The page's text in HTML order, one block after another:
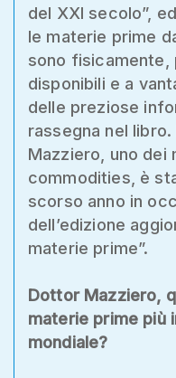
del XXI secolo”,
le materie prime
sono fisicamente,
disponibili e a
delle preziose
rassegna nel libro.
Mazziero, uno dei
commodities, è
scorso anno in
dell’edizione
materie prime”.
Dottor Mazziero,
materie prime più
mondiale?